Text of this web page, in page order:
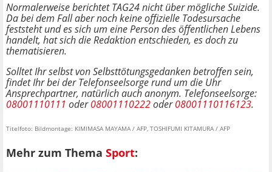
Normalerweise berichtet TAG24 nicht über mögliche Suizide.
Da bei dem Fall aber noch keine offizielle Todesursache
feststeht und es sich um eine Person des öffentlichen Lebens
handelt, hat sich die Redaktion entschieden, es doch zu
thematisieren.
Solltet Ihr selbst von Selbsttötungsgedanken betroffen sein,
findet Ihr bei der Telefonseelsorge rund um die Uhr
Ansprechpartner, natürlich auch anonym. Telefonseelsorge:
08001110111 oder08001110222oder08001110116123.
Titelfoto: Bildmontage: KIMIMASA MAYAMA / AFP, TOSHIFUMI KITAMURA / AFP
Mehr zum Thema Sport: